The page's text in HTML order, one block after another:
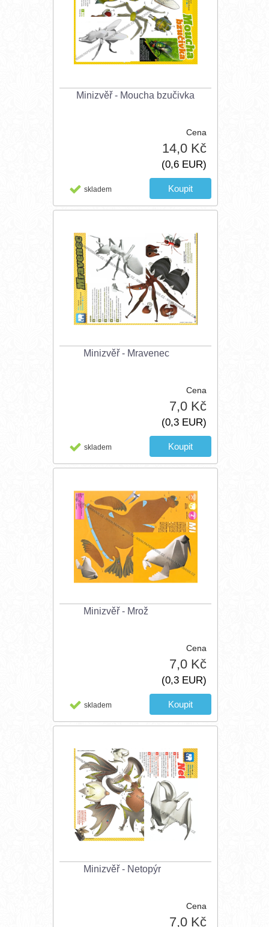
Minizvěř - Moucha bzučivka
Cena
14,0 Kč
(0,6 EUR)
skladem
Minizvěř - Mravenec
Cena
7,0 Kč
(0,3 EUR)
skladem
Minizvěř - Mrož
Cena
7,0 Kč
(0,3 EUR)
skladem
Minizvěř - Netopýr
Cena
7,0 Kč